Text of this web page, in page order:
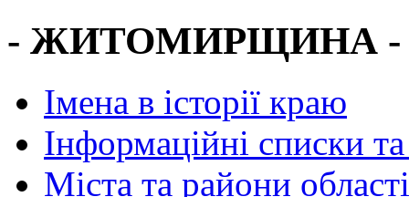
- ЖИТОМИРЩИНА -
Імена в історії краю
Інформаційні списки
Міста та райони області